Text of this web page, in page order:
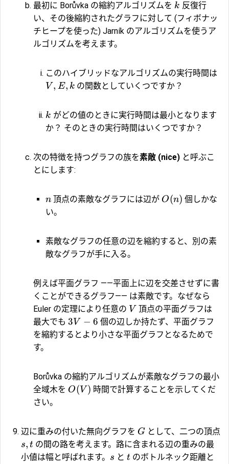
最初に Borůvka の縮約アルゴリズムを k 反復行
い、その後縮約されたグラフに対して (フィボナッ
チヒープを使った) Jarník のアルゴリズムを使うア
ルゴリズムを考えます。
このハイブリッドなアルゴリズムの実行時間は
V , E, k の関数としていくつですか？
k がどの値のときに実行時間は最小となります
か？ そのときの実行時間はいくつですか？
次の特徴を持つグラフの族を素敵 (nice) と呼ぶこ
とにします:
n 頂点の素敵なグラフには辺が O(n) 個しかな
い。
素敵なグラフの任意の辺を縮約すると、別の素
敵なグラフが手に入る。
例えば平面グラフ ――平面上に辺を交差させずに書
くことができるグラフ―― は素敵です。なぜなら
Euler の定理により任意の V 頂点の平面グラフは
最大でも 3V − 6 個の辺しか持たず、平面グラフ
を縮約するとより小さな平面グラフとなるためで
す。
Borůvka の縮約アルゴリズムが素敵なグラフの最小
全域木を O(V ) 時間で計算することを示してくだ
さい。
辺に重みの付いた無向グラフを G として、二つの頂点
s, t の間の路を考えます。路に含まれる辺の重みの最
小値は幅と呼ばれます。 s と t のボトルネック距離と